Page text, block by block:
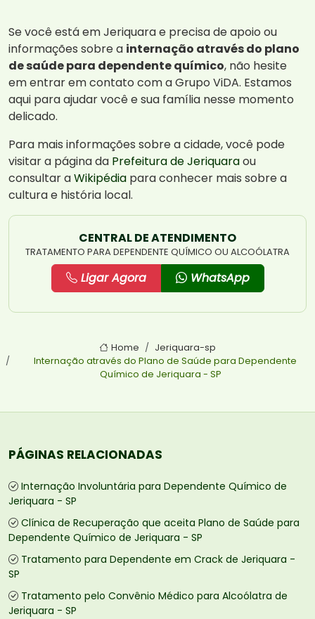
Se você está em Jeriquara e precisa de apoio ou
informações sobre a internação através do plano
de saúde para dependente químico, não hesite
em entrar em contato com a Grupo ViDA. Estamos
aqui para ajudar você e sua família nesse momento
delicado.
Para mais informações sobre a cidade, você pode
visitar a página da Prefeitura de Jeriquaraou
consultar aWikipédia para conhecer mais sobre a
cultura e história local.
CENTRAL DE ATENDIMENTO
TRATAMENTO PARA DEPENDENTE QUÍMICO OU ALCOÓLATRA
Ligar Agora WhatsApp
Home
Jeriquara-sp
Internação através do Plano de Saúde para Dependente
Químico de Jeriquara - SP
PÁGINAS RELACIONADAS
Internação Involuntária para Dependente Químico de
Jeriquara - SP
Clínica de Recuperação que aceita Plano de Saúde para
Dependente Químico de Jeriquara - SP
Tratamento para Dependente em Crack de Jeriquara -
SP
Tratamento pelo Convênio Médico para Alcoólatra de
Jeriquara - SP